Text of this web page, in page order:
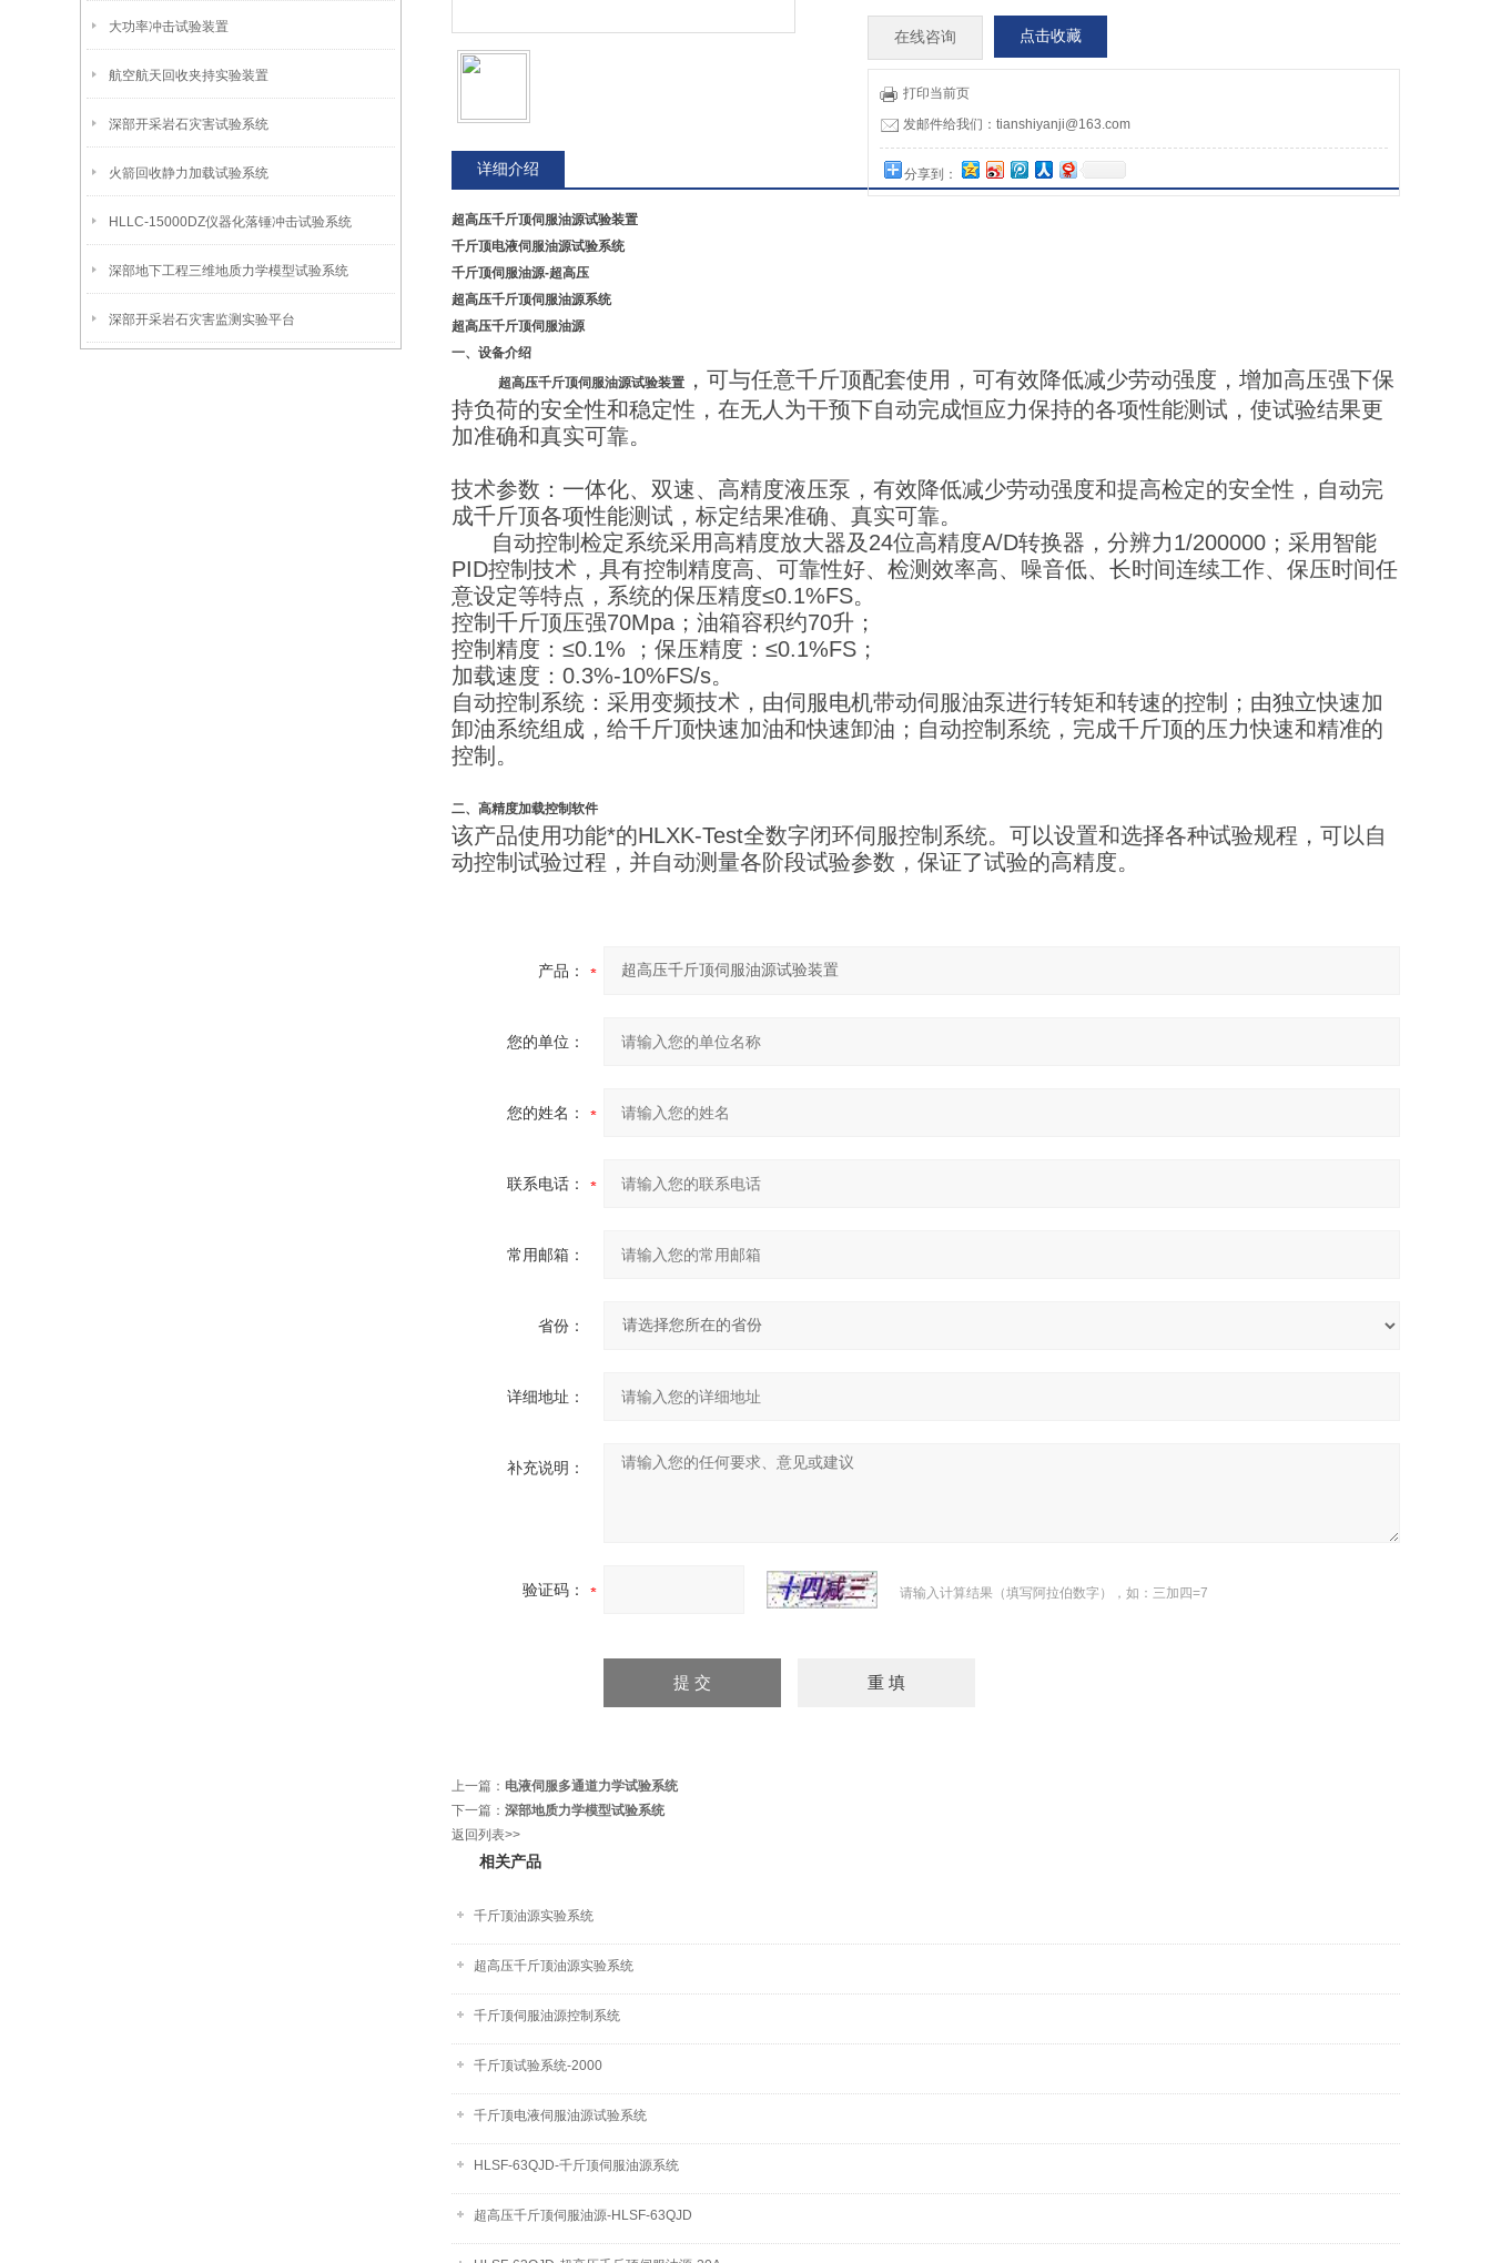
大功率冲击试验装置
航空航天回收夹持实验装置
深部开采岩石灾害试验系统
火箭回收静力加载试验系统
HLLC-15000DZ仪器化落锤冲击试验系统
深部地下工程三维地质力学模型试验系统
深部开采岩石灾害监测实验平台
在线咨询 点击收藏
打印当前页
发邮件给我们：tianshiyanji@163.com
分享到：
详细介绍
超高压千斤顶伺服油源试验装置
千斤顶电液伺服油源试验系统
千斤顶伺服油源-超高压
超高压千斤顶伺服油源系统
超高压千斤顶伺服油源
一、设备介绍
超高压千斤顶伺服油源试验装置
，可与任意千斤顶配套使用，可有效降低减少劳动强度，增加高压强下保
持负荷的安全性和稳定性，在无人为干预下自动完成恒应力保持的各项性能测试，使试验结果更
加准确和真实可靠。
技术参数： 一体化、双速、高精度液压泵，有效降低减少劳动强度和提高检定的安全性，自动完
成千斤顶各项性能测试，标定结果准确、真实可靠。
自动控制检定系统采用高精度放大器及24位高精度A/D转换器，分辨力1/200000；采用智能
PID控制技术，具有控制精度高、可靠性好、检测效率高、噪音低、长时间连续工作、保压时间任
意设定等特点，系统的保压精度≤0.1%FS。
控制千斤顶压强70Mpa；油箱容积约70升；
控制精度：≤0.1% ；保压精度：≤0.1%FS；
加载速度：0.3%-10%FS/s。
自动控制系统：采用变频技术，由伺服电机带动伺服油泵进行转矩和转速的控制；由独立快速加
卸油系统组成，给千斤顶快速加油和快速卸油；自动控制系统，完成千斤顶的压力快速和精准的
控制。
二、高精度加载控制软件
该产品使用功能*的HLXK-Test全数字闭环伺服控制系统。可以设置和选择各种试验规程，可以自
动控制试验过程，并自动测量各阶段试验参数，保证了试验的高精度。
产品：
您的单位：
您的姓名：
联系电话：
常用邮箱：
省份：
详细地址：
补充说明：
验证码： 请输入计算结果（填写阿拉伯数字），如：三加四=7
上一篇： 电液伺服多通道力学试验系统
下一篇： 深部地质力学模型试验系统
返回列表>>
相关产品
千斤顶油源实验系统
超高压千斤顶油源实验系统
千斤顶伺服油源控制系统
千斤顶试验系统-2000
千斤顶电液伺服油源试验系统
HLSF-63QJD-千斤顶伺服油源系统
超高压千斤顶伺服油源-HLSF-63QJD